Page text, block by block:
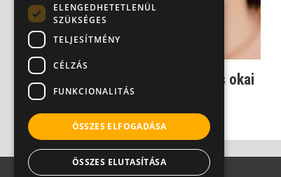
A kellemetlen puffadás okai
- kockázatos ételek
Dr. Beró Mariann
ELENGEDHETETLENÜL
SZÜKSÉGES
TELJESÍTMÉNY
CÉLZÁS
FUNKCIONALITÁS
ÖSSZES ELFOGADÁSA
ÖSSZES ELUTASÍTÁSA